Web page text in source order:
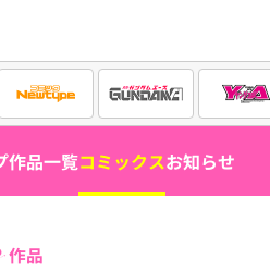
作品一覧コミックスお知らせ
作品